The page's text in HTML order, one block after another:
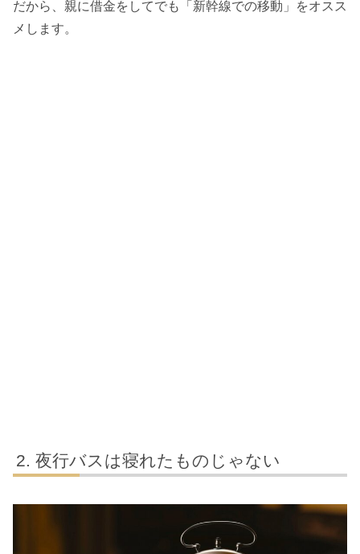
だから、親に借金をしてでも「新幹線での移動」をオスス
メします。
夜行バスは寝れたものじゃない